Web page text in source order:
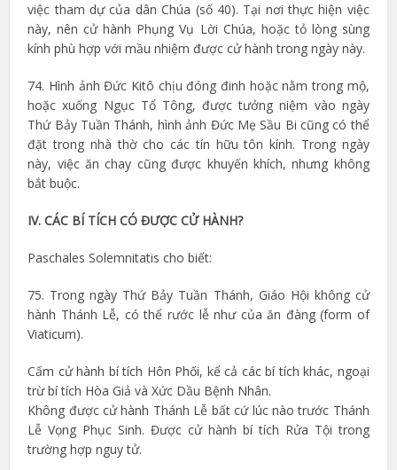
việc tham dự của dân Chúa (số 40). Tại nơi thực hiện việc
này, nên cử hành Phụng Vụ Lời Chúa, hoặc tỏ lòng sùng
kính phù hợp với mầu nhiệm được cử hành trong ngày này.
74. Hình ảnh Đức Kitô chịu đóng đinh hoặc nằm trong mộ,
hoặc xuống Ngục Tổ Tông, được tưởng niệm vào ngày
Thứ Bảy Tuần Thánh, hình ảnh Đức Mẹ Sầu Bi cũng có thể
đặt trong nhà thờ cho các tín hữu tôn kính. Trong ngày
này, việc ăn chay cũng được khuyến khích, nhưng không
bắt buộc.
IV. CÁC BÍ TÍCH CÓ ĐƯỢC CỬ HÀNH?
Paschales Solemnitatis cho biết:
75. Trong ngày Thứ Bảy Tuần Thánh, Giáo Hội không cử
hành Thánh Lễ, có thể rước lễ như của ăn đàng (form of
Viaticum).
Cấm cử hành bí tích Hôn Phối, kể cả các bí tích khác, ngoại
trừ bí tích Hòa Giả và Xức Dầu Bệnh Nhân.
Không được cử hành Thánh Lễ bất cứ lúc nào trước Thánh
Lễ Vọng Phục Sinh. Được cử hành bí tích Rửa Tội trong
trường hợp nguy tử.